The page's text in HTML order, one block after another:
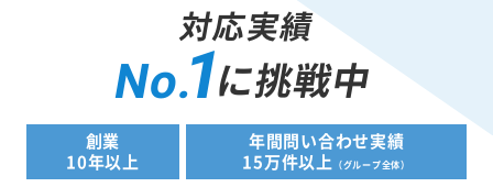
対応実績
No.1に挑戦中
創業
10年以上
年間問い合わせ実績
15万件以上
（グループ全体）